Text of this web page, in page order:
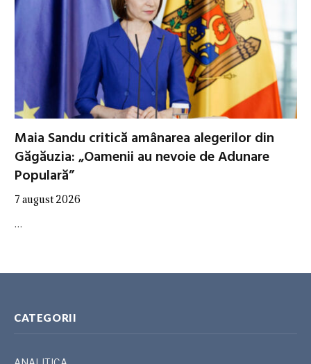
Maia Sandu critică amânarea alegerilor din
Găgăuzia: „Oamenii au nevoie de Adunare
Populară”
7 august 2026
…
CATEGORII